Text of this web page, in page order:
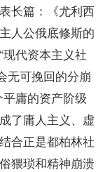
长篇：《尤利西
人公俄底修斯的
代资本主义社
无可挽回的分崩
庸的资产阶级
了庸人主义、虚
合正是都柏林社
猥琐和精神崩溃